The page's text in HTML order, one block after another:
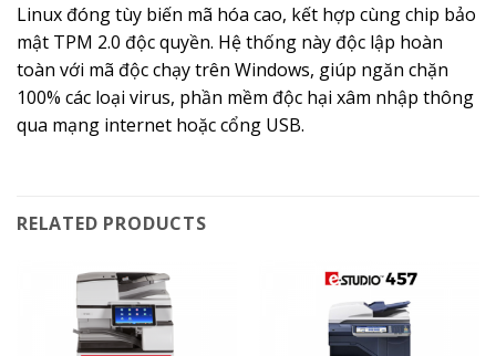
Linux đóng tùy biến mã hóa cao, kết hợp cùng chip bảo
mật TPM 2.0 độc quyền. Hệ thống này độc lập hoàn
toàn với mã độc chạy trên Windows, giúp ngăn chặn
100% các loại virus, phần mềm độc hại xâm nhập thông
qua mạng internet hoặc cổng USB.
RELATED PRODUCTS